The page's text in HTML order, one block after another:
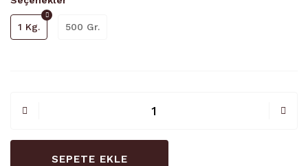
1 Kg. 500 Gr.
SEPETE EKLE